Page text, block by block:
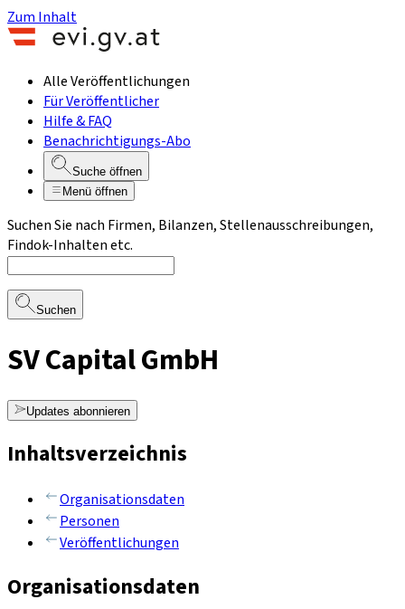
Zum Inhalt
Alle Veröffentlichungen
Für Veröffentlicher
Hilfe & FAQ
Benachrichtigungs-Abo
Suche öffnen
Menü öffnen
Suchen Sie nach Firmen, Bilanzen, Stellenausschreibungen,
Findok-Inhalten etc.
Suchen
SV Capital GmbH
Updates abonnieren
Inhaltsverzeichnis
Organisationsdaten
Personen
Veröffentlichungen
Organisationsdaten